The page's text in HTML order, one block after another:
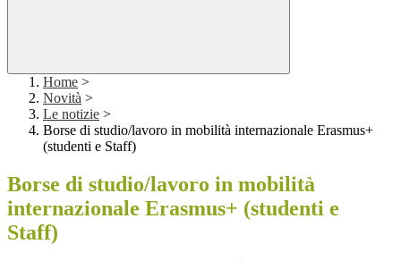
Home >
Novità >
Le notizie >
Borse di studio/lavoro in mobilità internazionale Erasmus+
(studenti e Staff)
Borse di studio/lavoro in mobilità
internazionale Erasmus+ (studenti e
Staff)